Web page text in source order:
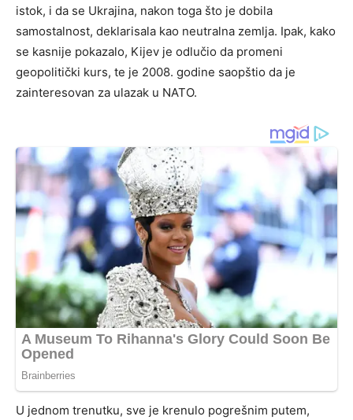
istok, i da se Ukrajina, nakon toga što je dobila
samostalnost, deklarisala kao neutralna zemlja. Ipak, kako
se kasnije pokazalo, Kijev je odlučio da promeni
geopolitički kurs, te je 2008. godine saopštio da je
zainteresovan za ulazak u NATO.
U jednom trenutku, sve je krenulo pogrešnim putem,